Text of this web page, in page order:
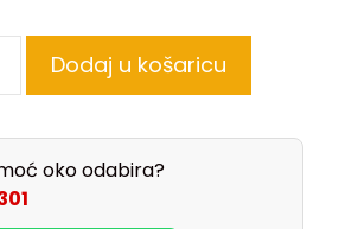
Dodaj u košaricu
oko odabira?